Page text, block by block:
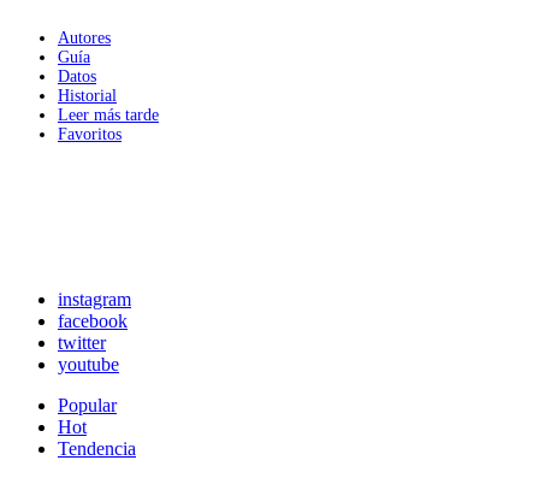
Autores
Guía
Datos
Historial
Leer más tarde
Favoritos
instagram
facebook
twitter
youtube
Popular
Hot
Tendencia